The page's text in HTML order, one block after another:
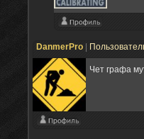
DanmerPro
Чет графа